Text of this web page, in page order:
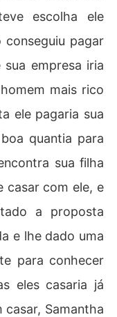
escolha ele
pagar
empresa iria
mais rico
ele pagaria sua
quantia para
sua filha
casar com ele, e
a proposta
e lhe dado uma
para conhecer
eles casaria já
Samantha